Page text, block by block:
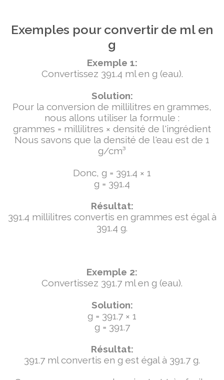
Exemples pour convertir de ml en
g
Exemple 1:
Convertissez 391.4 ml en g (eau).
Solution:
Pour la conversion de millilitres en grammes,
nous allons utiliser la formule :
grammes = millilitres × densité de l'ingrédient
Nous savons que la densité de l'eau est de 1
g/cm³
Donc, g = 391.4 × 1
g = 391.4
Résultat:
391.4 millilitres convertis en grammes est égal à
391.4 g.
Exemple 2:
Convertissez 391.7 ml en g (eau).
Solution:
g = 391.7 × 1
g = 391.7
Résultat:
391.7 ml convertis en g est égal à 391.7 g.